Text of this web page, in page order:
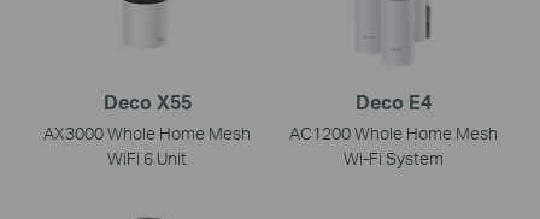
Deco X55
AX3000 Whole Home Mesh
WiFi 6 Unit
Deco E4
AC1200 Whole Home Mesh
Wi-Fi System